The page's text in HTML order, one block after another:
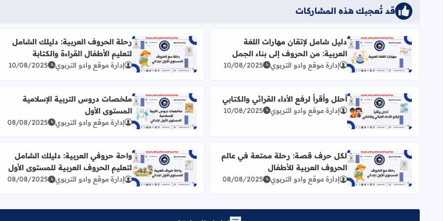
قد تُعجبك هذه المشاركات
اقرأ المزيد عن دليل شامل لإتقان مهارات اللغة العربية: من الحروف إلى بناء الجمل
دليل شامل لإتقان مهارات اللغة
العربية: من الحروف إلى بناء الجمل
إدارة موقع وادو التربوي 10/08/2025
اقرأ المزيد عن رحلة الحروف العربية: دليلك الشامل لتعليم
رحلة الحروف العربية: دليلك الشامل
لتعليم الأطفال القراءة والكتابة
إدارة موقع وادو التربوي 10/08/2025
اقرأ المزيد عن أحلل وأقرأ لرفع الأداء القرائي والكتابي
أحلل وأقرأ لرفع الأداء القرائي والكتابي
إدارة موقع وادو التربوي 10/08/2025
اقرأ المزيد عن ملخصات دروس التربية الإسلامية
ملخصات دروس التربية الإسلامية
المستوى الأول
إدارة موقع وادو التربوي 08/08/2025
اقرأ المزيد عن لكل حرف قصة: رحلة ممتعة في عالم الحروف العربية للأطفال
لكل حرف قصة: رحلة ممتعة في عالم
الحروف العربية للأطفال
إدارة موقع وادو التربوي 08/08/2025
اقرأ المزيد عن واحة حروفي العربية: دليلك الشامل
واحة حروفي العربية: دليلك الشامل
لتعليم الحروف العربية للمستوى الأول
إدارة موقع وادو التربوي 08/08/2025